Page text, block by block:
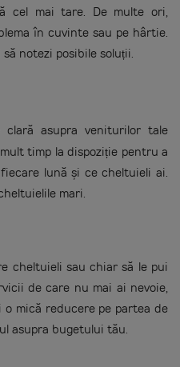
cel mai tare. De multe ori,
în cuvinte sau pe hârtie.
notezi posibile soluții.
asupra veniturilor tale
timp la dispoziție pentru a
lună și ce cheltuieli ai.
mari.
cheltuieli sau chiar să le pui
de care nu mai ai nevoie,
o mică reducere pe partea de
asupra bugetului tău.